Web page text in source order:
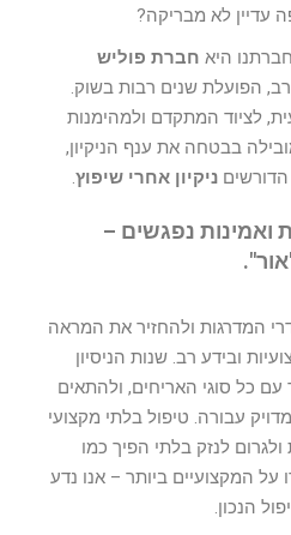
עדיין לא מבריקה?
חברתנו היא חברת פוליש
הפועלת שנים רבות בשוק.
לציוד המתקדם ולמהימנות
בבטחה את ענף הניקיון,
ניקיון אחרי שיפוץ
ואמינות נפגשים –
המדרגות ולהחזיר את המראה
ובידע רב. שנות הניסיון
עם כל סוגי האריחים, ולהתאים
עבורה. טיפול בלתי מקצועי
לנזק בלתי הפיך כמו
על המקצועיים ביותר – אנו נדע
הנכון.